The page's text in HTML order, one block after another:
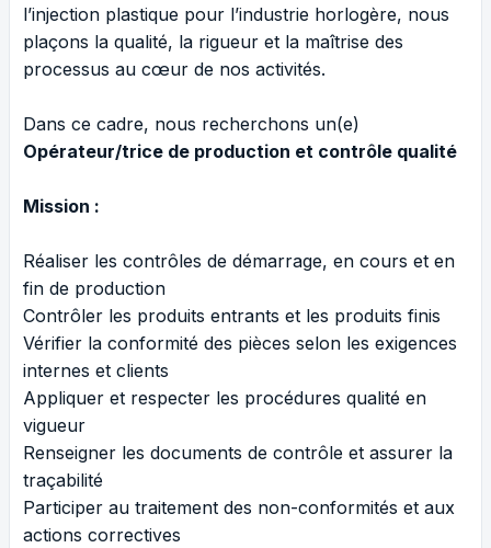
l’injection plastique pour l’industrie horlogère, nous
plaçons la qualité, la rigueur et la maîtrise des
processus au cœur de nos activités.
Dans ce cadre, nous recherchons un(e)
Opérateur/trice de production et contrôle qualité
Mission :
Réaliser les contrôles de démarrage, en cours et en
fin de production
Contrôler les produits entrants et les produits finis
Vérifier la conformité des pièces selon les exigences
internes et clients
Appliquer et respecter les procédures qualité en
vigueur
Renseigner les documents de contrôle et assurer la
traçabilité
Participer au traitement des non-conformités et aux
actions correctives